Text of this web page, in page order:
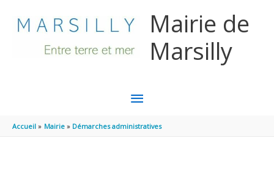
Mairie de
Marsilly
MENU
PRINCIPAL
Accueil Mairie Démarches administratives